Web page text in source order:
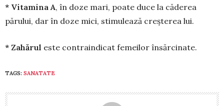
* Vitamina A, în doze mari, poate duce la căderea
părului, dar în doze mici, stimulează creș­terea lui.
* Zahărul este contraindicat femeilor însăr­cinate.
TAGS: SANATATE